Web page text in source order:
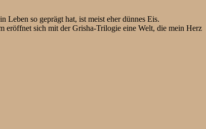
so geprägt hat, ist meist eher dünnes Eis.
eröffnet sich mit der Grisha-Trilogie eine Welt, die mein Herz